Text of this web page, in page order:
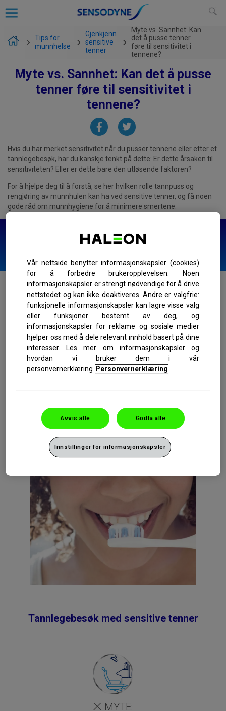
Tips for
munnhelse
Gjenkjenn
sensitive
tenner
Myte vs. Sannhet: Kan
det å pusse tenner
føre til sensitivitet i
tennene?
Myte vs. Sannhet: Kan det å pusse
tenner føre til sensitivitet i
tennene?
Hvis du har merket sensitivitet når du pusser tennene eller etter et
tannlegebesøk, har du kanskje tenkt på dette: Er dette årsaken til
sensitiviteten? Eller er dette bare den utløsende faktoren?
For å hjelpe deg til å forstå, se her hvilken rolle tannpuss og
rengjøring av munnhulen kan ha ved sensitive tenner, og få noen
gode råd om munnhygiene for å minimere smertene.
Myter vs Sannhet
Pussing av sensitive tenner
MYTE:
Å pusse tennene fører til at de blir sensitive
SANNHET:
sensitivitet i tennene
Hvordan pusse sensitive tenner
Puss tennene med en myk tannbørste i 2 minutter, to
ganger om dagen.
Sensodyne-tannkrem
når du pusser, den er
Tannlegebesøk med sensitive tenner
MYTE:
Vår nettside benytter informasjonskapsler (cookies)
for å forbedre brukeropplevelsen. Noen
informasjonskapsler er strengt nødvendige for å drive
nettstedet og kan ikke deaktiveres. Andre er valgfrie:
funksjonelle informasjonskapsler kan lagre visse valg
eller funksjoner bestemt av deg, og
informasjonskapsler for reklame og sosiale medier
hjelper oss med å dele relevant innhold basert på dine
interesser. Les mer om informasjonskapsler og
hvordan vi bruker dem i vår
personvernerklæring Personvernerklæring
Avvis alle Godta alle
Innstillinger for informasjonskapsler